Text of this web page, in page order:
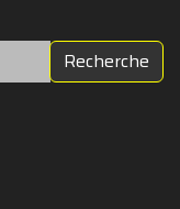
Recherche